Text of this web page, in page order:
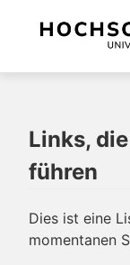
Links,
führen
Dies ist eine
momentanen